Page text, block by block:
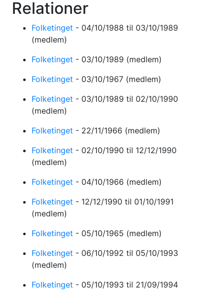
Relationer
Folketinget - 04/10/1988 til 03/10/1989
(medlem)
Folketinget - 03/10/1989 (medlem)
Folketinget - 03/10/1967 (medlem)
Folketinget - 03/10/1989 til 02/10/1990
(medlem)
Folketinget - 22/11/1966 (medlem)
Folketinget - 02/10/1990 til 12/12/1990
(medlem)
Folketinget - 04/10/1966 (medlem)
Folketinget - 12/12/1990 til 01/10/1991
(medlem)
Folketinget - 05/10/1965 (medlem)
Folketinget - 06/10/1992 til 05/10/1993
(medlem)
Folketinget - 05/10/1993 til 21/09/1994